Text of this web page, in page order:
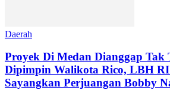
Daerah
Proyek Di Medan Dianggap Tak
Dipimpin Walikota Rico, LBH
Sayangkan Perjuangan Bobby